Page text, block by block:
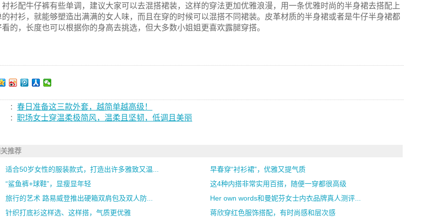
衬衫配牛仔裤有些单调，建议大家可以去混搭裙装，这样的穿法更加优雅浪漫，用一条优雅时尚的半身裙去搭配上
的衬衫，就能够塑造出满满的女人味，而且在穿的时候可以混搭不同裙装。皮革材质的半身裙或者是牛仔半身裙都
看的，长度也可以根据你的身高去挑选，但大多数小姐姐更喜欢露腿穿搭。
:
春日准备这三款外套，越简单越高级！
:
职场女士穿温柔极简风，温柔且坚韧，低调且美丽
推荐
适合50岁女性的服装款式，打造出许多雅致又温...
早春穿“衬衫裙”，优雅又提气质
“鲨鱼裤+球鞋”，显瘦显年轻
这4种内搭非常实用百搭，随便一穿都很高级
旅行的艺术 路易威登推出硬箱双肩包及双人防...
Her own words和曼妮芬女士内衣品牌真人测评...
针织打底衫这样选、这样搭，气质更优雅
蒋欣穿红色服饰搭配，有时尚感和层次感